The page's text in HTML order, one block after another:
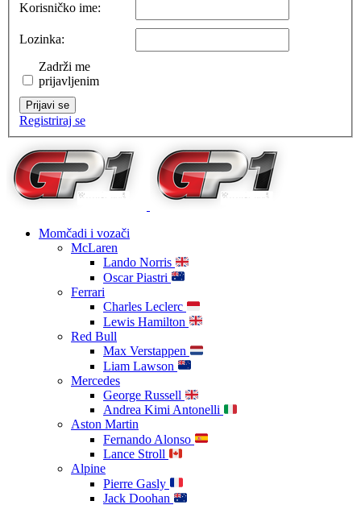
Korisničko ime:
Lozinka:
Zadrži me
prijavljenim
Prijavi se
Registriraj se
Momčadi i vozači
McLaren
Lando Norris
Oscar Piastri
Ferrari
Charles Leclerc
Lewis Hamilton
Red Bull
Max Verstappen
Liam Lawson
Mercedes
George Russell
Andrea Kimi Antonelli
Aston Martin
Fernando Alonso
Lance Stroll
Alpine
Pierre Gasly
Jack Doohan